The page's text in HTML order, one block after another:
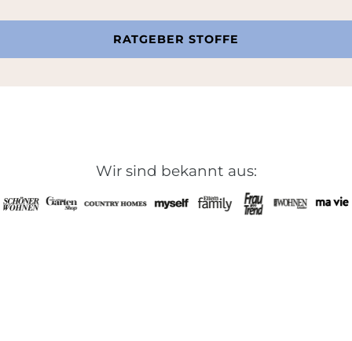
RATGEBER STOFFE
Wir sind bekannt aus: